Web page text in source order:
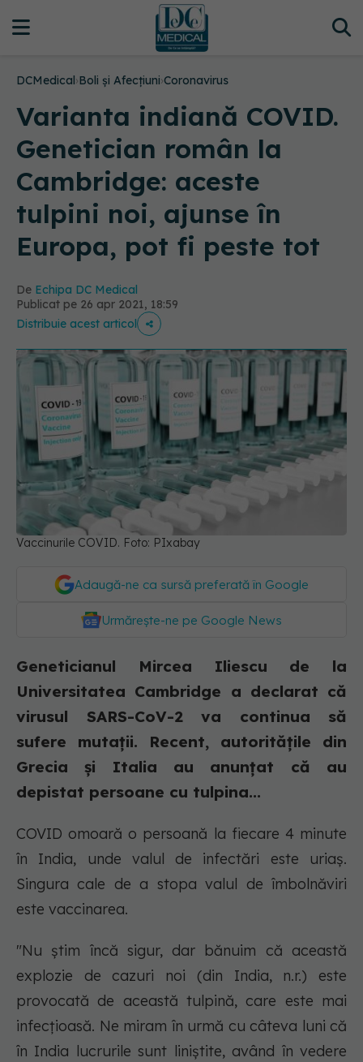
DCMedical›Boli și Afecțiuni›Coronavirus
Varianta indiană COVID.
Genetician român la
Cambridge: aceste
tulpini noi, ajunse în
Europa, pot fi peste tot
De Echipa DC Medical
Publicat pe 26 apr 2021, 18:59
Distribuie acest articol
Vaccinurile COVID. Foto: PIxabay
Adaugă-ne ca sursă preferată în Google
Urmărește-ne pe Google News
Geneticianul Mircea Iliescu de la
Universitatea Cambridge a declarat că
virusul SARS-CoV-2 va continua să
sufere mutații. Recent, autoritățile din
Grecia și Italia au anunțat că au
depistat persoane cu tulpina...
COVID omoară o persoană la fiecare 4 minute
în India, unde valul de infectări este uriaș.
Singura cale de a stopa valul de îmbolnăviri
este vaccinarea.
"Nu știm încă sigur, dar bănuim că această
explozie de cazuri noi (din India, n.r.) este
provocată de această tulpină, care este mai
infecțioasă. Ne miram în urmă cu câteva luni că
în India lucrurile sunt liniștite, având în vedere